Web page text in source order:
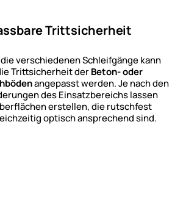
Trittsicherheit
verschiedenen Schleifgänge kann
Trittsicherheit derBeton- oder
angepasst werden. Je nach den
des Einsatzbereichs lassen
erstellen, die rutschfest
optisch ansprechend sind.